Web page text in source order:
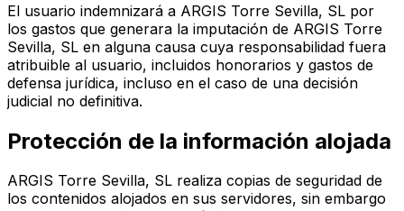
El usuario indemnizará a ARGIS Torre Sevilla, SL por
los gastos que generara la imputación de ARGIS Torre
Sevilla, SL en alguna causa cuya responsabilidad fuera
atribuible al usuario, incluidos honorarios y gastos de
defensa jurídica, incluso en el caso de una decisión
judicial no definitiva.
Protección de la información alojada
ARGIS Torre Sevilla, SL realiza copias de seguridad de
los contenidos alojados en sus servidores, sin embargo